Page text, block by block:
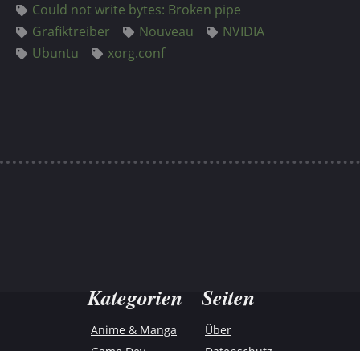
Could not write bytes: Broken pipe
Grafiktreiber
Nouveau
NVIDIA
Ubuntu
xorg.conf
Kategorien
Anime & Manga
Seiten
Über